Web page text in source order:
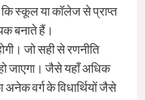
स्कूल या कॉलेज से प्राप्त
बनाते हैं।
जो सही से रणनीति
जाएगा। जैसे यहाँ अधिक
वर्ग के विधार्थियों जैसे